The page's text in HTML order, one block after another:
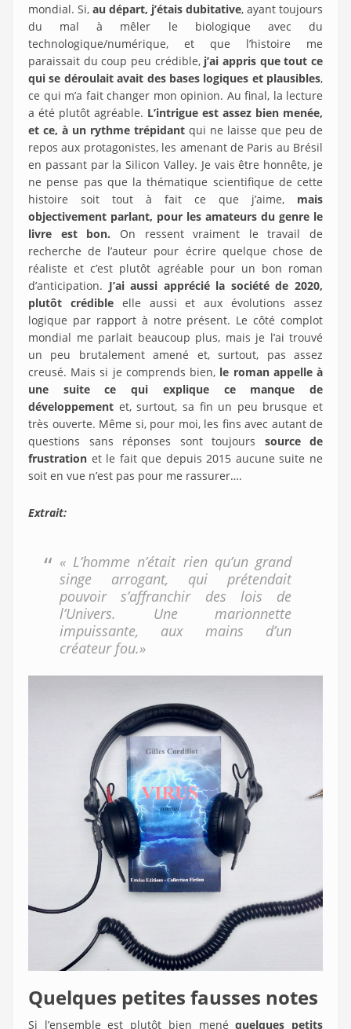
mondial. Si, au départ, j’étais dubitative, ayant toujours
du mal à mêler le biologique avec du
technologique/numérique, et que l’histoire me
paraissait du coup peu crédible, j’ai appris que tout ce
qui se déroulait avait des bases logiques et plausibles,
ce qui m’a fait changer mon opinion. Au final, la lecture
a été plutôt agréable. L’intrigue est assez bien menée,
et ce, à un rythme trépidant qui ne laisse que peu de
repos aux protagonistes, les amenant de Paris au Brésil
en passant par la Silicon Valley. Je vais être honnête, je
ne pense pas que la thématique scientifique de cette
histoire soit tout à fait ce que j’aime, mais
objectivement parlant, pour les amateurs du genre le
livre est bon. On ressent vraiment le travail de
recherche de l’auteur pour écrire quelque chose de
réaliste et c’est plutôt agréable pour un bon roman
d’anticipation. J’ai aussi apprécié la société de 2020,
plutôt crédibleelle aussi et aux évolutions assez
logique par rapport à notre présent. Le côté complot
mondial me parlait beaucoup plus, mais je l’ai trouvé
un peu brutalement amené et, surtout, pas assez
creusé. Mais si je comprends bien, le roman appelle à
une suite ce qui explique ce manque de
développement et, surtout, sa fin un peu brusque et
très ouverte. Même si, pour moi, les fins avec autant de
questions sans réponses sont toujours source de
frustration et le fait que depuis 2015 aucune suite ne
soit en vue n’est pas pour me rassurer….
Extrait:
« L’homme n’était rien qu’un grand
singe arrogant, qui prétendait
pouvoir s’affranchir des lois de
l’Univers. Une marionnette
impuissante, aux mains d’un
créateur fou.»
Quelques petites fausses notes
Si l’ensemble est plutôt bien menéquelques petits